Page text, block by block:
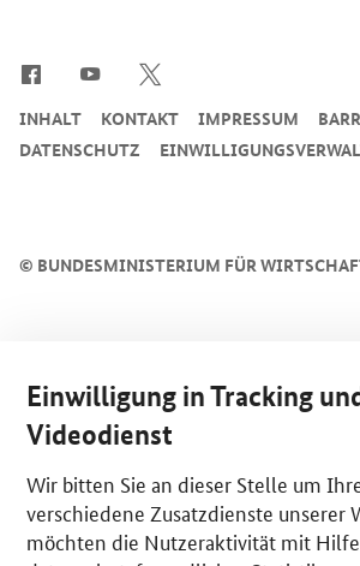
© BUNDESMINISTERIUM FÜR
INHALT KONTAKT IMPRESSUM
DATENSCHUTZ
Einwilligung in Tracking
Videodienst
Wir bitten Sie an dieser Stelle um
verschiedene Zusatzdienste unserer
möchten die Nutzeraktivität mit Hilfe